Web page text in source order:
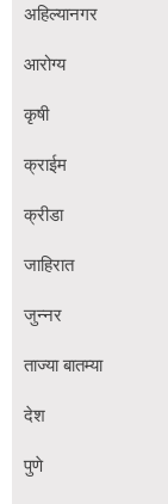
अहिल्यानगर
आरोग्य
कृषी
क्राईम
क्रीडा
जाहिरात
जुन्नर
ताज्या बातम्या
देश
पुणे